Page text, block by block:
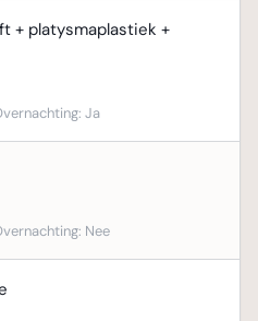
+ platysmaplastiek +
Ja
Nee